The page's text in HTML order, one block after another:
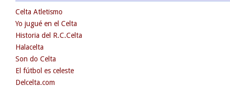
Celta Atletismo
Yo jugué en el Celta
Historia del R.C.Celta
Halacelta
Son do Celta
El fútbol es celeste
Delcelta.com